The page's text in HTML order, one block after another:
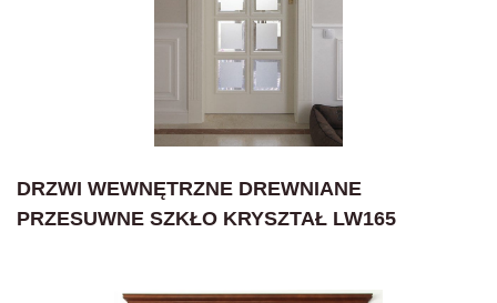
DRZWI WEWNĘTRZNE DREWNIANE
PRZESUWNE SZKŁO KRYSZTAŁ LW165